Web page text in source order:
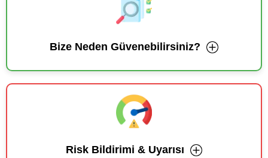
Bize Neden Güvenebilirsiniz?
Risk Bildirimi & Uyarısı